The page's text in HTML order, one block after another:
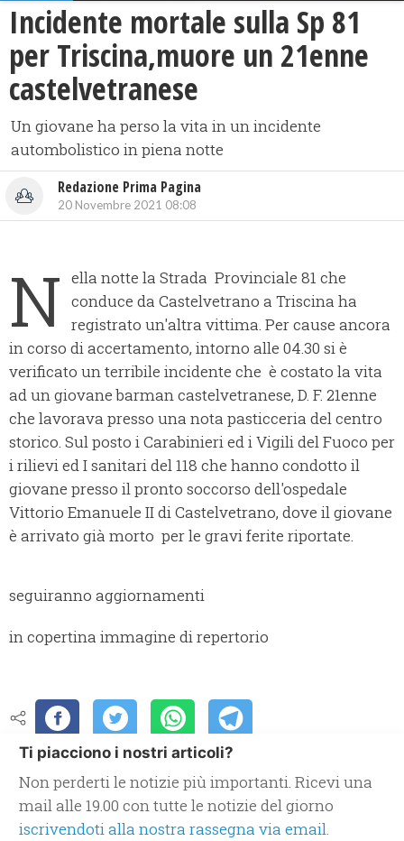
Incidente mortale sulla Sp 81
per Triscina,muore un 21enne
castelvetranese
Un giovane ha perso la vita in un incidente
autombolistico in piena notte
Redazione Prima Pagina
20 Novembre 2021 08:08
N ella notte la Strada Provinciale 81 che
conduce da Castelvetrano a Triscina ha
registrato un'altra vittima. Per cause ancora
in corso di accertamento, intorno alle 04.30 si è
verificato un terribile incidente che è costato la vita
ad un giovane barman castelvetranese, D. F. 21enne
che lavorava presso una nota pasticceria del centro
storico. Sul posto i Carabinieri ed i Vigili del Fuoco per
i rilievi ed I sanitari del 118 che hanno condotto il
giovane presso il pronto soccorso dell'ospedale
Vittorio Emanuele II di Castelvetrano, dove il giovane
è arrivato già morto per le gravi ferite riportate.
seguiranno aggiornamenti
in copertina immagine di repertorio
Ti piacciono i nostri articoli?
Non perderti le notizie più importanti. Ricevi una
mail alle 19.00 con tutte le notizie del giorno
iscrivendoti alla nostra rassegna via email.